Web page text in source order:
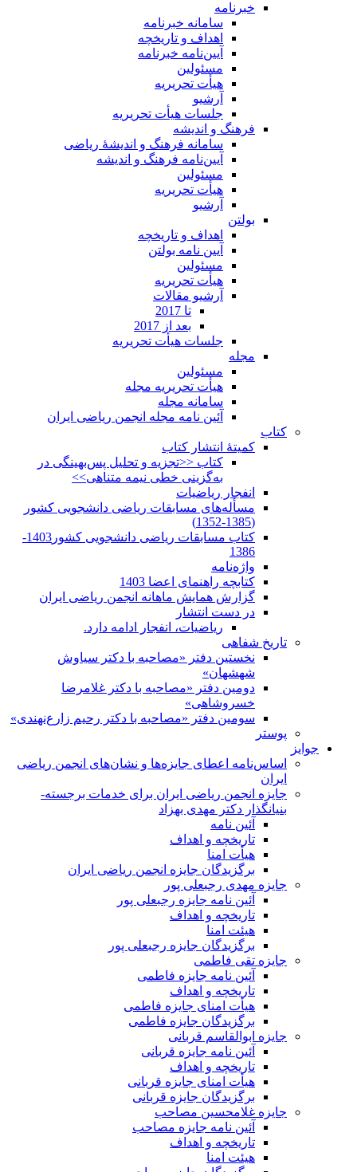
خبرنامه
سامانه خبرنامه
اهداف و تاریخچه
آیین‌نامه خبرنامه
مسئولین
هیأت تحریریه
آرشیو
جلسات هیأت تحریریه
فرهنگ و اندیشه
سامانه فرهنگ و اندیشۀ ریاضی
آیین‌نامه فرهنگ و اندیشه
مسئولین
هیأت تحریریه
آرشیو
بولتن
اهداف و تاریخچه
آیین نامه بولتن
مسئولین
هیأت تحریریه
آرشیو مقالات
تا 2017
بعد از 2017
جلسات هیأت تحریریه
مجله
مسئولین
هیأت تحریریه مجله
سامانه مجله
آئین نامه مجله انجمن ریاضی ایران
کتاب
کمیتۀ انتشار کتاب
کتاب <<تجزیه و تحلیل پس‌بهینگی در
به‌گزینی خطی نیمه متناهی>>
انفجار ریاضیات
مسأله‌های مسابقات ریاضی دانشجویی کشور
(1385-1352)
کتاب مسابقات ریاضی دانشجویی کشور1403-
1386
واژه‌نامه
کتابچه راهنمای اعضا 1403
گزارش همایش ماهانه انجمن ریاضی ایران
در دست انتشار
ریاضیات، انفجار ادامه دارد.
تاریخ شفاهی
نخستین دفتر «مصاحبه با دکتر سیاوش
شهشهان»
دومین دفتر «مصاحبه با دکتر غلامرضا
خسروشاهی»
سومین دفتر «مصاحبه با دکتر رحیم زارع‌نهندی»
پوستر
جوایز
اساس‌نامه اعطای جایزه‌ها و نشان‌های انجمن ریاضی
ایران
جایزه انجمن ریاضی ایران برای خدمات برجسته-
بنیانگذار دکتر مهدی بهزاد
آئین نامه
تاریخچه و اهداف
هیأت امنا
برگزیدگان جایزه انجمن ریاضی ایران
جایزه مهدی رجبعلی پور
آئین نامه جایزه رجبعلی پور
تاریخچه و اهداف
هیئت امنا
برگزیدگان جایزه رجبعلی پور
جایزه تقی فاطمی
آئین نامه جایزه فاطمی
تاریخچه و اهداف
هیأت امنای جایزه فاطمی
برگزیدگان جایزه فاطمی
جایزه ابوالقاسم قربانی
آئین نامه جایزه قربانی
تاریخچه و اهداف
هیأت امنای جایزه قربانی
برگزیدگان جایزه قربانی
جایزه غلامحسین مصاحب
آئین نامه جایزه مصاحب
تاریخچه و اهداف
هیئت امنا